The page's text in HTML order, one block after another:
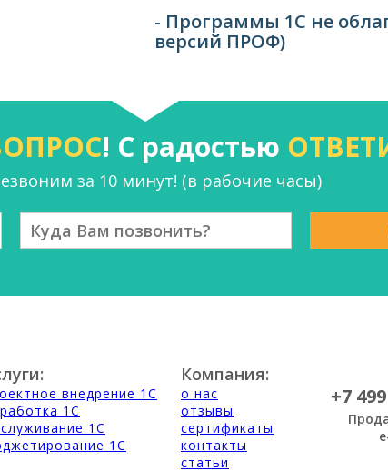
- Программы 1С не
версий ПРОФ)
! С радостью
за 10 минут! (в рабочие часы)
внедрение 1С
1С
1С
1С
Компания:
о нас
отзывы
сертификаты
контакты
статьи
+7 499